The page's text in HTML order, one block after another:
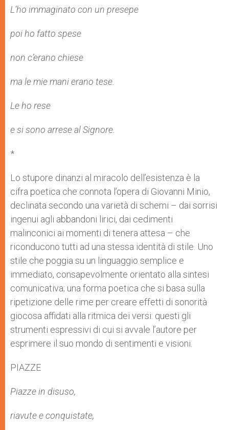
L’ho immaginato con un presepe
poi ho fatto spese
non c’erano chiese
ma le mie mani erano tese.
Le ho rese
e si sono arrese al Signore.
*
Lo stupore dinanzi al miracolo dell’esistenza è la
cifra poetica che connota l’opera di Giovanni Minio,
declinata secondo una varietà di schemi – dai sorrisi
ingenui agli abbandoni lirici, dai cedimenti
malinconici ai momenti di tenera attesa – che
riconducono tutti ad una stessa identità di stile. Uno
stile che poggia su un linguaggio semplice e
immediato, consapevolmente orientato alla sintesi
comunicativa; una forma poetica che si basa sulla
ripetizione delle rime per creare effetti di sonorità
giocosa affidati alla ritmica dei versi: questi gli
strumenti espressivi di cui si avvale l’autore per
esprimere il suo mondo di sentimenti e visioni.
PIAZZE
Piazze in disuso,
riavute e conquistate,